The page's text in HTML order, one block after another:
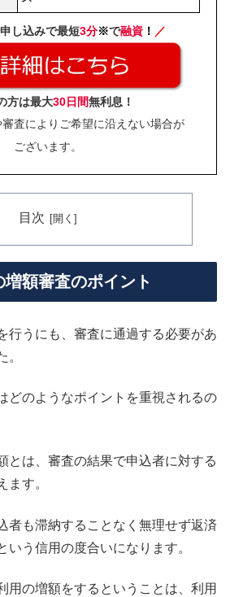
し込みで最短3分※で融資 ！ ／
方は最大30日間無利息！
査によりご希望に沿えない場合が
ございます。
目次
額審査のポイント
行うにも、審査に通過する必要があ
。
どのようなポイントを重視されるの
とは、審査の結果で申込者に対する
ます。
者も滞納することなく無理せず返済
いう信用の度合いになります。
用の増額をするということは、利用